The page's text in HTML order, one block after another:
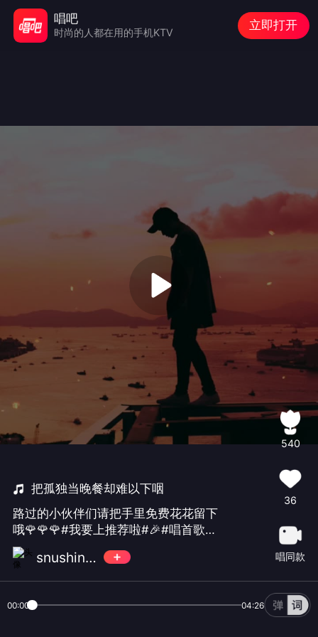
把孤独当晚餐却难以下咽
路过的小伙伴们请把手里免费花花留下
哦🌹🌹🌹#我要上推荐啦#🎉#唱首歌说
晚安#❤️❤️❤️☀️💓🌈
snushine🎶💥
540
36
唱同款
00:00 04:26
唱吧
时尚的人都在用的手机KTV
立即打开